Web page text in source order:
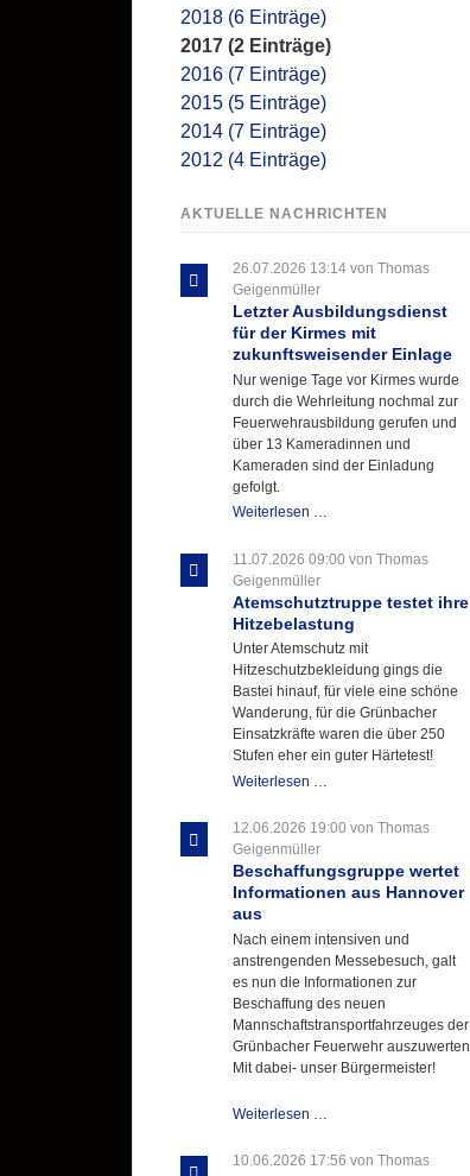
2018 (6 Einträge)
2017 (2 Einträge)
2016 (7 Einträge)
2015 (5 Einträge)
2014 (7 Einträge)
2012 (4 Einträge)
AKTUELLE NACHRICHTEN
26.07.2026 13:14 von Thomas
Geigenmüller
Letzter Ausbildungsdienst
für der Kirmes mit
zukunftsweisender Einlage
Nur wenige Tage vor Kirmes wurde
durch die Wehrleitung nochmal zur
Feuerwehrausbildung gerufen und
über 13 Kameradinnen und
Kameraden sind der Einladung
gefolgt.
Weiterlesen …
für
Kirmes
mit
zukunftsweisender
Einlage
11.07.2026 09:00 von Thomas
Geigenmüller
Atemschutztruppe testet ihre
Hitzebelastung
Unter Atemschutz mit
Hitzeschutzbekleidung gings die
Bastei hinauf, für viele eine schöne
Wanderung, für die Grünbacher
Einsatzkräfte waren die über 250
Stufen eher ein guter Härtetest!
Weiterlesen …
ihre
12.06.2026 19:00 von Thomas
Geigenmüller
Beschaffungsgruppe wertet
Informationen aus Hannover
aus
Nach einem intensiven und
anstrengenden Messebesuch, galt
es nun die Informationen zur
Beschaffung des neuen
Mannschaftstransportfahrzeuges der
Grünbacher Feuerwehr auszuwerten.
Mit dabei- unser Bürgermeister!
Weiterlesen …
Informationen
10.06.2026 17:56 von Thomas